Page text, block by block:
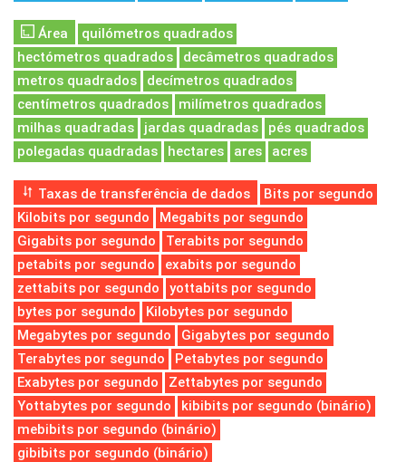
Área
quilómetros quadrados
hectómetros quadrados
decâmetros quadrados
metros quadrados
decímetros quadrados
centímetros quadrados
milímetros quadrados
milhas quadradas
jardas quadradas
pés quadrados
polegadas quadradas
hectares ares acres
Taxas de transferência de dados
Bits por segundo
Kilobits por segundo
Megabits por segundo
Gigabits por segundo
Terabits por segundo
petabits por segundo
exabits por segundo
zettabits por segundo
yottabits por segundo
bytes por segundo
Kilobytes por segundo
Megabytes por segundo
Gigabytes por segundo
Terabytes por segundo
Petabytes por segundo
Exabytes por segundo
Zettabytes por segundo
Yottabytes por segundo
kibibits por segundo (binário)
mebibits por segundo (binário)
gibibits por segundo (binário)